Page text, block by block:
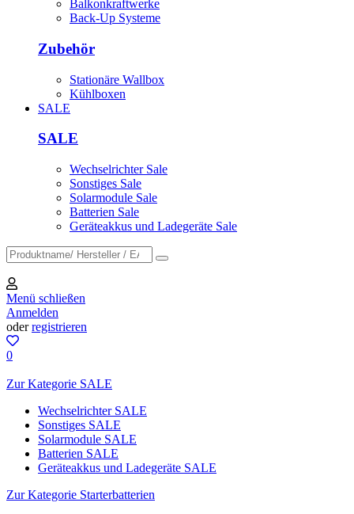
Balkonkraftwerke
Back-Up Systeme
Zubehör
Stationäre Wallbox
Kühlboxen
SALE
SALE
Wechselrichter Sale
Sonstiges Sale
Solarmodule Sale
Batterien Sale
Geräteakkus und Ladegeräte Sale
Menü schließen
Anmelden
oderregistrieren
0
Zur Kategorie SALE
Wechselrichter SALE
Sonstiges SALE
Solarmodule SALE
Batterien SALE
Geräteakkus und Ladegeräte SALE
Zur Kategorie Starterbatterien